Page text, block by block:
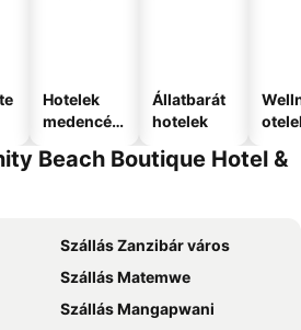
Hotelek
medencév
Állatbarát
hotelek
Beach Boutique Hotel &
Szállás Zanzibár város
Szállás Matemwe
Szállás Mangapwani